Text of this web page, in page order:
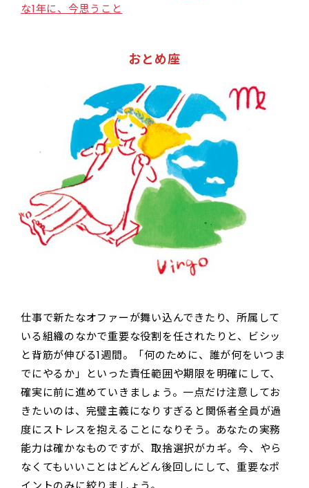
な1年に、今思うこと
おとめ座
仕事で新たなオファーが舞い込んできたり、所属して
いる組織のなかで重要な役割を任されたりと、ビシッ
と背筋が伸びる1週間。「何のために、誰が何をいつま
でにやるか」といった責任範囲や期限を明確にして、
確実に前に進めていきましょう。一点だけ注意してお
きたいのは、完璧主義になりすぎると関係者全員が過
度にストレスを抱えることになりそう。あなたの実務
能力は確かなものですが、取捨選択がカギ。今、やら
なくてもいいことはどんどん後回しにして、重要なポ